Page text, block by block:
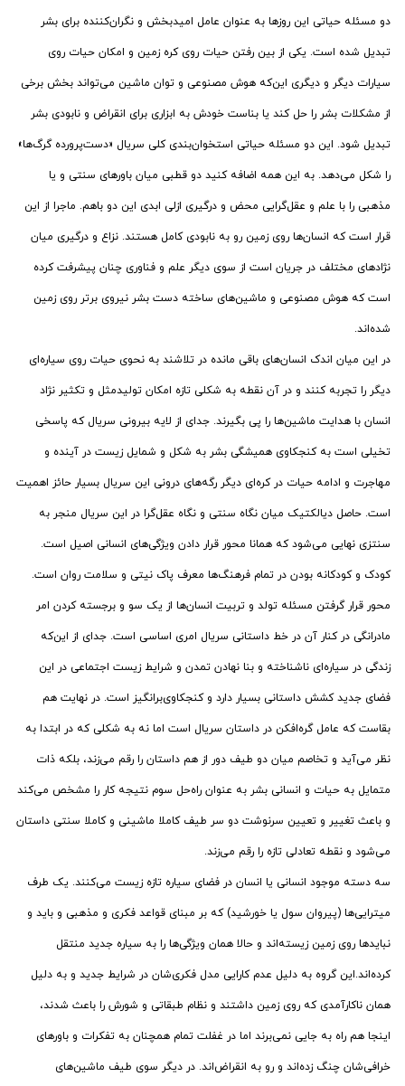
دو مسئله حیاتی این روزها به عنوان عامل امیدبخش و نگران‌کننده برای بشر
تبدیل شده است. یکی از بین رفتن حیات روی کره زمین و امکان حیات روی
سیارات دیگر و دیگری این‌که هوش مصنوعی و توان ماشین می‌تواند بخش برخی
از مشکلات بشر را حل کند یا بناست خودش به ابزاری برای انقراض و نابودی بشر
تبدیل شود. این دو مسئله حیاتی استخوان‌بندی کلی سریال «دست‌پرورده گرگ‌ها»
را شکل می‌دهد. به این همه اضافه کنید دو قطبی میان باورهای سنتی و یا
مذهبی را با علم و عقل‌گرایی محض و درگیری ازلی ابدی این دو باهم. ماجرا از این
قرار است که انسان‌ها روی زمین رو به نابودی کامل هستند. نزاع و درگیری میان
نژادهای مختلف در جریان است از سوی دیگر علم و فناوری چنان پیشرفت کرده
است که هوش مصنوعی و ماشین‌های ساخته دست بشر نیروی برتر روی زمین
شده‌اند.
در این میان اندک انسان‌های باقی مانده در تلاشند به نحوی حیات روی سیاره‌ای
دیگر را تجربه کنند و در آن نقطه به شکلی تازه امکان تولیدمثل و تکثیر نژاد
انسان با هدایت ماشین‌ها را پی بگیرند. جدای از لایه بیرونی سریال که پاسخی
تخیلی است به کنجکاوی همیشگی بشر به شکل و شمایل زیست در آینده و
مهاجرت و ادامه حیات در کره‌ای دیگر رگه‌های درونی این سریال بسیار حائز اهمیت
است. حاصل دیالکتیک میان نگاه سنتی و نگاه عقل‌گرا در این سریال منجر به
سنتزی نهایی می‌شود که همانا محور قرار دادن ویژگی‌های انسانی اصیل است.
کودک و کودکانه بودن در تمام فرهنگ‌ها معرف پاک نیتی و سلامت روان است.
محور قرار گرفتن مسئله تولد و تربیت انسان‌ها از یک سو و برجسته کردن امر
مادرانگی در کنار آن در خط داستانی سریال امری اساسی است. جدای از این‌که
زندگی در سیاره‌ای ناشناخته و بنا نهادن تمدن و شرایط زیست اجتماعی در این
فضای جدید کشش داستانی بسیار دارد و کنجکاوی‌برانگیز است. در نهایت هم
بقاست که عامل گره‌افکن در داستان سریال است اما نه به شکلی که در ابتدا به
نظر می‌آید و تخاصم میان دو طیف دور از هم داستان را رقم می‌زند، بلکه ذات
متمایل به حیات و انسانی بشر به عنوان راه‌حل سوم نتیجه کار را مشخص می‌کند
و باعث تغییر و تعیین سرنوشت دو سر طیف کاملا ماشینی و کاملا سنتی داستان
می‌شود و نقطه تعادلی تازه را رقم می‌زند.
سه دسته موجود انسانی یا انسان در فضای سیاره تازه زیست می‌کنند. یک طرف
میترایی‌ها (پیروان سول یا خورشید) که بر مبنای قواعد فکری و مذهبی و باید و
نبایدها روی زمین زیسته‌اند و حالا همان ویژگی‌ها را به سیاره جدید منتقل
کرده‌اند.این گروه به دلیل عدم کارایی مدل فکری‌شان در شرایط جدید و به دلیل
همان ناکارآمدی که روی زمین داشتند و نظام طبقاتی و شورش را باعث شدند،
اینجا هم راه به جایی نمی‌برند اما در غفلت تمام همچنان به تفکرات و باورهای
خرافی‌شان چنگ زده‌اند و رو به انقراض‌اند. در دیگر سوی طیف ماشین‌های